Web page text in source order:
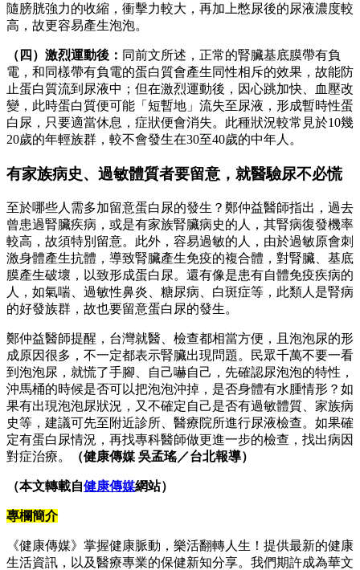
隨膀胱強力的收縮，衝擊力較大，再加上憋尿後的尿液濃度較
高，故更容易產生泡泡。
（四）激烈運動後： 同前文所述，正常的腎臟基底膜帶有負
電，和同樣帶有負電的蛋白質會產生同性相斥的效果，故能防
止蛋白質流到尿液中；但在激烈運動後，因心跳加快、血壓改
變，此時蛋白質便可能「短暫地」流失至尿液，形成暫時性蛋
白尿，只要適當休息，症狀便會消失。此種狀況較常見於10幾
20歲的年輕族群，較不會發生在30至40歲的中年人。
有家族病史、過敏體質者要留意，就醫驗尿不必慌
至於哪些人需多加留意蛋白尿的發生？鄭仲益醫師指出，過去
曾患過腎臟疾病，或是有家族腎臟病史的人，其腎病復發機率
較高，故須特別留意。此外，容易過敏的人，由於過敏原會刺
激身體產生抗體，導致腎臟產生免疫的複合體，對腎臟、基底
膜產生破壞，以致形成蛋白尿。還有像是患有自體免疫疾病的
人，如氣喘、過敏性鼻炎、糖尿病、白斑症等，此類人是腎病
的好發族群，故也要留意蛋白尿的發生。
鄭仲益醫師提醒，台灣就醫、檢查都相當方便，且泡泡尿的形
成原因很多，不一定都表示腎臟出現問題。民眾千萬不要一看
到泡泡尿，就慌了手腳、自己嚇自己，先確認尿泡泡的特性，
沖馬桶的時候是否可以把泡泡沖掉，是否身體有水腫情形？如
果有出現泡泡尿狀況，又不確定自己是否有過敏體質、家族病
史等，建議可先至附近診所、醫療院所進行尿液檢查。如果確
定有蛋白尿情況，再找專科醫師做更進一步的檢查，找出病因
對症治療。
（健康傳媒 吳孟瑤／台北報導）
（本文轉載自健康傳媒網站）
專欄簡介
《健康傳媒》掌握健康脈動，樂活翻轉人生！提供最新的健康
生活資訊，以及醫療專業的保健新知分享。我們期許成為華文